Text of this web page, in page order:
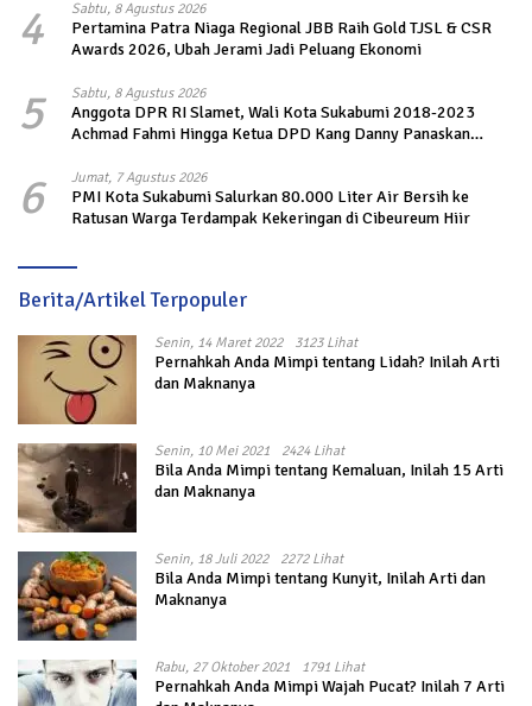
4 Sabtu, 8 Agustus 2026
Pertamina Patra Niaga Regional JBB Raih Gold TJSL & CSR
Awards 2026, Ubah Jerami Jadi Peluang Ekonomi
5 Sabtu, 8 Agustus 2026
Anggota DPR RI Slamet, Wali Kota Sukabumi 2018-2023
Achmad Fahmi Hingga Ketua DPD Kang Danny Panaskan
6 Jumat, 7 Agustus 2026
PMI Kota Sukabumi Salurkan 80.000 Liter Air Bersih ke
Ratusan Warga Terdampak Kekeringan di Cibeureum Hiir
Berita/Artikel Terpopuler
Senin, 14 Maret 2022 3123 Lihat
Pernahkah Anda Mimpi tentang Lidah? Inilah Arti
dan Maknanya
Senin, 10 Mei 2021 2424 Lihat
Bila Anda Mimpi tentang Kemaluan, Inilah 15 Arti
dan Maknanya
Senin, 18 Juli 2022 2272 Lihat
Bila Anda Mimpi tentang Kunyit, Inilah Arti dan
Maknanya
Rabu, 27 Oktober 2021 1791 Lihat
Pernahkah Anda Mimpi Wajah Pucat? Inilah 7 Arti